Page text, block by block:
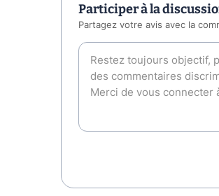
Participer à la
Partagez votre avis avec la